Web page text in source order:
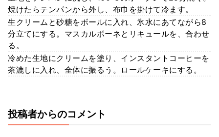
焼けたらテンパンから外し、布巾を掛けて冷ます。
生クリームと砂糖をボールに入れ、氷水にあてながら8
分立てにする。マスカルポーネとリキュールを、合わせ
る。
冷めた生地にクリームを塗り、インスタントコーヒーを
茶漉しに入れ、全体に振るう。ロールケーキにする。
投稿者からのコメント